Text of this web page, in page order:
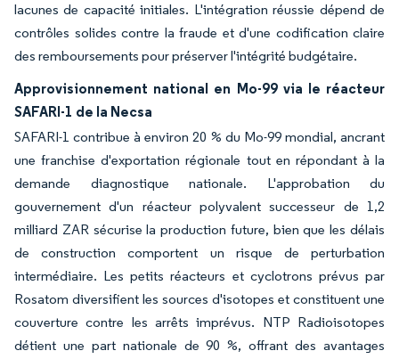
lacunes de capacité initiales. L'intégration réussie dépend de
contrôles solides contre la fraude et d'une codification claire
des remboursements pour préserver l'intégrité budgétaire.
Approvisionnement national en Mo-99 via le réacteur
SAFARI-1 de la Necsa
SAFARI-1 contribue à environ 20 % du Mo-99 mondial, ancrant
une franchise d'exportation régionale tout en répondant à la
demande diagnostique nationale. L'approbation du
gouvernement d'un réacteur polyvalent successeur de 1,2
milliard ZAR sécurise la production future, bien que les délais
de construction comportent un risque de perturbation
intermédiaire. Les petits réacteurs et cyclotrons prévus par
Rosatom diversifient les sources d'isotopes et constituent une
couverture contre les arrêts imprévus. NTP Radioisotopes
détient une part nationale de 90 %, offrant des avantages